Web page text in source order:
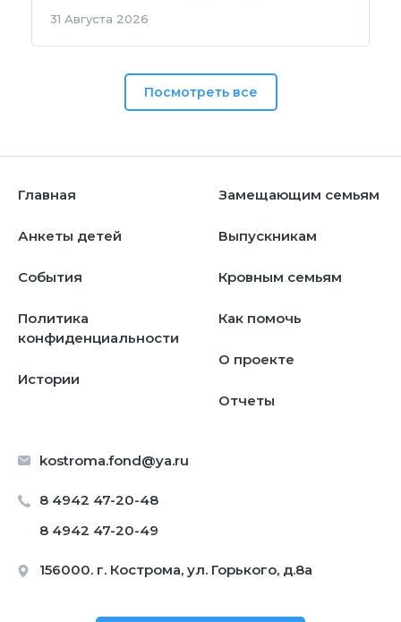
31 Августа 2026
Посмотреть все
kostroma.fond@ya.ru
8 4942 47-20-48
8 4942 47-20-49
156000. г. Кострома, ул. Горького, д.8а
Главная
Анкеты детей
События
Политика
конфиденциальности
Истории
Замещающим семьям
Выпускникам
Кровным семьям
Как помочь
О проекте
Отчеты